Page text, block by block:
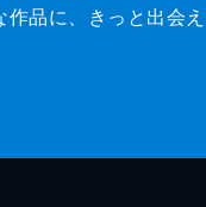
作品に、きっと出会え